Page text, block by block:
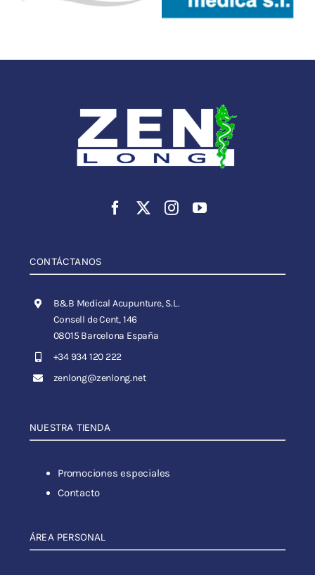
CONTÁCTANOS
B&B Medical Acupunture, S.L.
Consell de Cent, 146
08015 Barcelona España
+34 934 120 222
zenlong@zenlong.net
NUESTRA TIENDA
Promociones especiales
Contacto
ÁREA PERSONAL